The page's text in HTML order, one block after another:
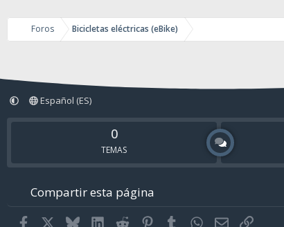
Foros Bicicletas eléctricas (eBike)
Español (ES)
0
TEMAS
Compartir esta página
Facebook BlueskyLinkedIn
Reddit Pinterest
Tumblr WhatsApp
EmailEnlace